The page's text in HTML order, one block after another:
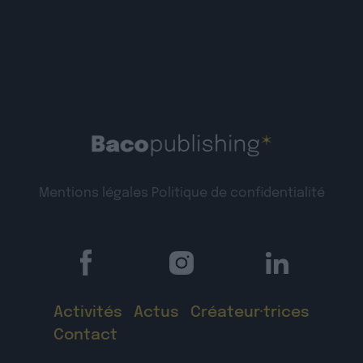
Mentions légales Politique de confidentialité
Activités Actus
Créateur·trices
Contact